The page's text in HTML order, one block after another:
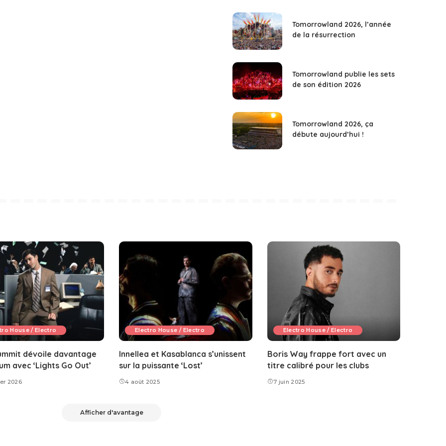
Tomorrowland 2026, l’année
de la résurrection
Tomorrowland publie les sets
de son édition 2026
Tomorrowland 2026, ça
débute aujourd’hui !
House / Electro
dévoile davantage
avec ‘Lights Go Out’
2026
Electro House / Electro
Innellea et Kasablanca s’unissent
sur la puissante ‘Lost’
4 août 2025
Electro House / Electro
Boris Way frappe fort avec un
titre calibré pour les clubs
7 juin 2025
Afficher d'avantage